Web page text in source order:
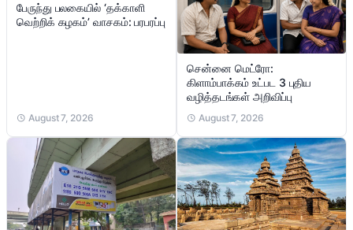
பேருந்து பலகையில் ‘தக்காளி
வெற்றிக் கழகம்’ வாசகம்: பரபரப்பு
August 7, 2026
சென்னை மெட்ரோ:
கிளாம்பாக்கம் உட்பட 3 புதிய
வழித்தடங்கள் அறிவிப்பு
August 7, 2026